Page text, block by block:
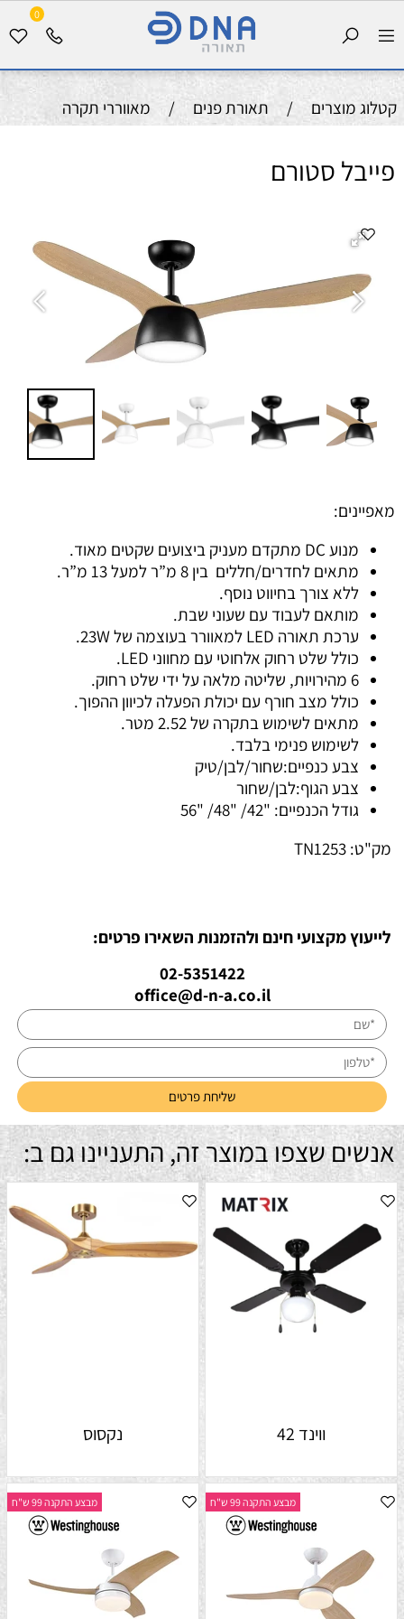
0
קטלוג מוצרים / תאורת פנים / מאווררי תקרה
פייבל סטורם
מאפיינים:
מנוע DC מתקדם מעניק ביצועים שקטים מאוד.
מתאים לחדרים/חללים בין 8 מ”ר למעל 13 מ”ר.
ללא צורך בחיווט נוסף.
מותאם לעבוד עם שעוני שבת.
ערכת תאורה LED למאוורר בעוצמה של 23W.
כולל שלט רחוק אלחוטי עם מחווני LED.
6 מהירויות, שליטה מלאה על ידי שלט רחוק.
כולל מצב חורף עם יכולת הפעלה לכיוון ההפוך.
מתאים לשימוש בתקרה של 2.52 מטר.
לשימוש פנימי בלבד.
צבע כנפיים:שחור/לבן/טיק
צבע הגוף:לבן/שחור
גודל הכנפיים: "42/ "48/ "56
מק"ט: TN1253
לייעוץ מקצועי חינם ולהזמנות השאירו פרטים:
02-5351422
office@d-n-a.co.il
אנשים שצפו במוצר זה, התעניינו גם ב:
ווינד 42 נקסוס
מבצע התקנה 99 ש"ח מבצע התקנה 99 ש"ח